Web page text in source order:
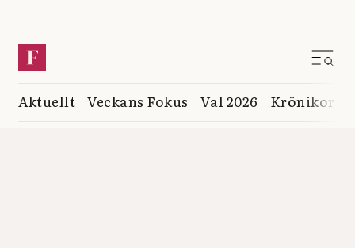
Aktuellt Veckans Fokus Val 2026 Krönikor